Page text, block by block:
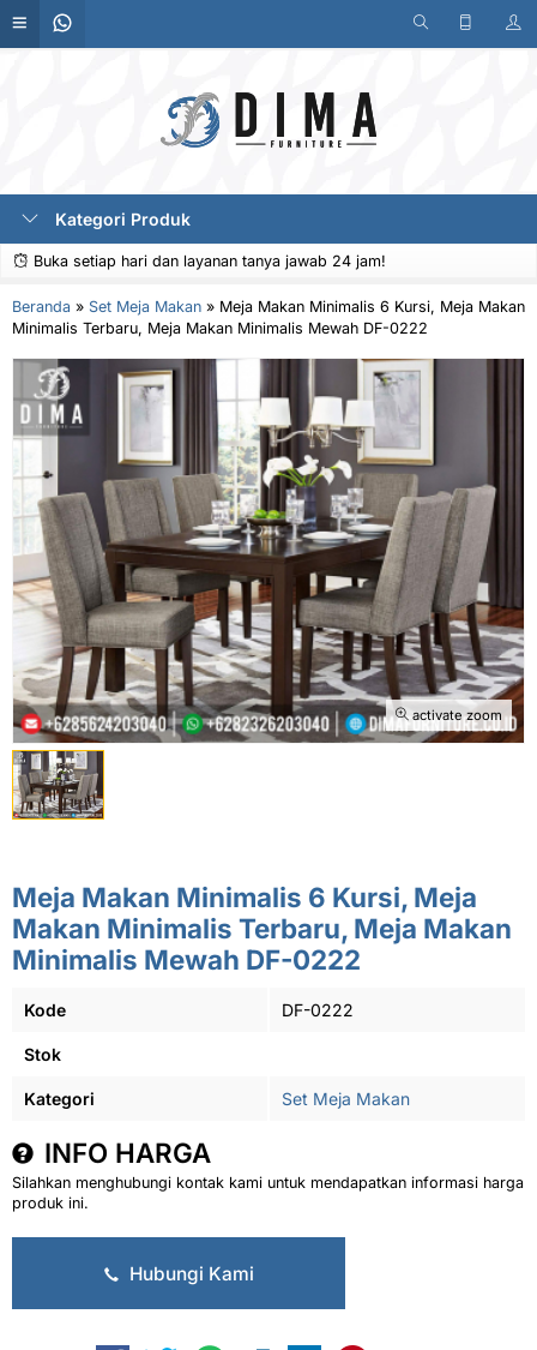
Kategori Produk
Buka setiap hari dan layanan tanya jawab 24 jam!
Beranda » Set Meja Makan » Meja Makan Minimalis 6 Kursi, Meja Makan
Minimalis Terbaru, Meja Makan Minimalis Mewah DF-0222
activate zoom
Meja Makan Minimalis 6 Kursi, Meja
Makan Minimalis Terbaru, Meja Makan
Minimalis Mewah DF-0222
Kode DF-0222
Stok
Kategori Set Meja Makan
INFO HARGA
Silahkan menghubungi kontak kami untuk mendapatkan informasi harga
produk ini.
Hubungi Kami